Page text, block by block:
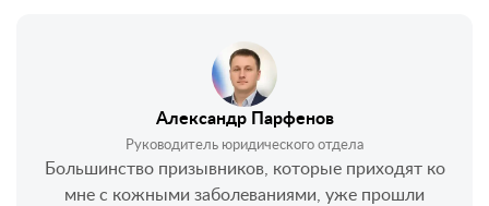
Александр Парфенов
Руководитель юридического отдела
Большинство призывников, которые приходят ко
мне с кожными заболеваниями, уже прошли